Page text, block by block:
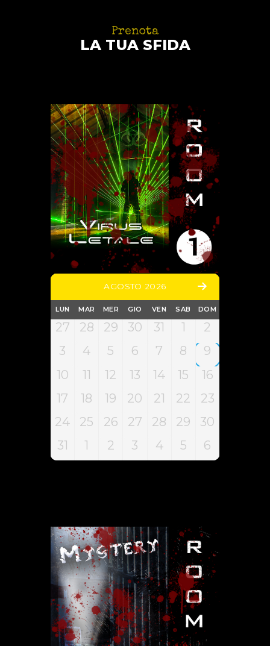
Prenota
LA TUA SFIDA
AGOSTO 2026
LUN MAR MER GIO VEN SAB DOM
27 28 29 30 31 1
2
3
4 5 6 7 8
9
10
11 12 13 14 15
16
17
18 19 20 21 22
23
24
25 26 27 28 29
30
31
1 2 3 4 5 6